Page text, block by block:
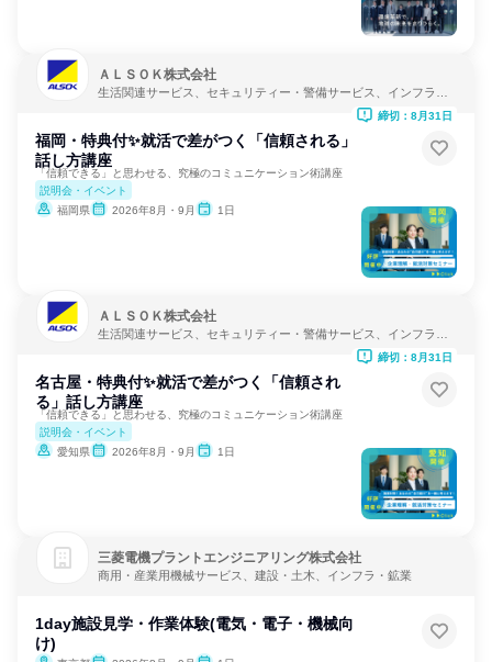
ＡＬＳＯＫ株式会社
生活関連サービス、セキュリティー・警備サービス、インフラ・
福岡・特典付✨就活で差がつく「信頼される」
話し方講座
「信頼できる」と思わせる、究極のコミュニケーション術講座
説明会・イベント
福岡県
2026年8月・9月 1日
締切：8月31日
ＡＬＳＯＫ株式会社
生活関連サービス、セキュリティー・警備サービス、インフラ・
名古屋・特典付✨就活で差がつく「信頼され
る」話し方講座
「信頼できる」と思わせる、究極のコミュニケーション術講座
説明会・イベント
愛知県
2026年8月・9月 1日
締切：8月31日
三菱電機プラントエンジニアリング株式会社
商用・産業用機械サービス、建設・土木、インフラ・鉱業
1day施設見学・作業体験(電気・電子・機械向
け)